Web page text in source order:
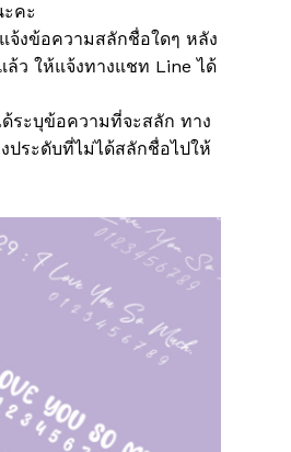
ะคะ
จ้งข้อความสลักชื่อใดๆ หลัง
ล้ว ให้แจ้งทางแชท Line ได้
ด้ระบุข้อความที่จะสลัก ทาง
ประดับที่ไม่ได้สลักชื่อไปให้